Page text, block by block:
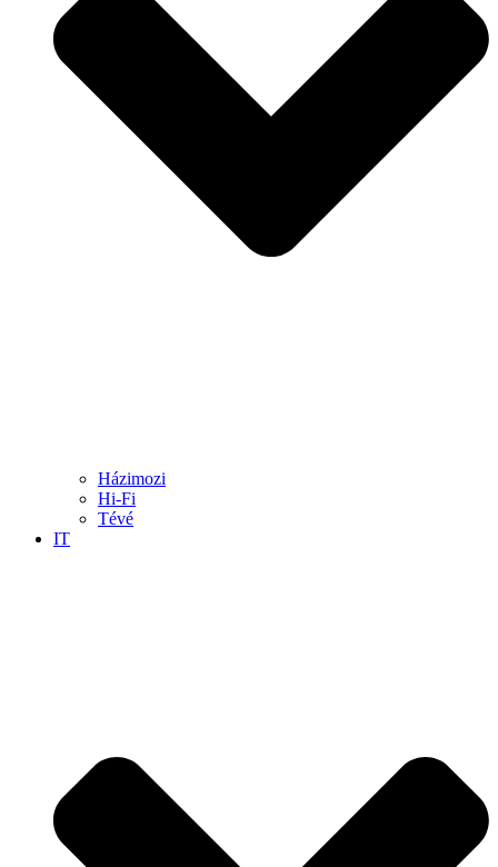
Házimozi
Hi-Fi
Tévé
IT